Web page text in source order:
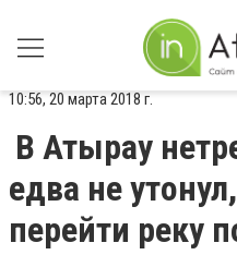
10:56, 20 марта 2018 г.
В Атырау
едва не
перейти реку